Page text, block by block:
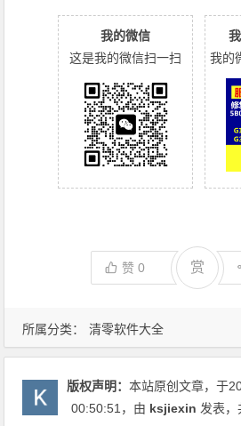
所属分类： 清零软件大全
我的微信
这是我的微信扫一扫
我的
赞0 赏
版权声明：本站原创文章，于
00:50:51，由 ksjiexin 发表，